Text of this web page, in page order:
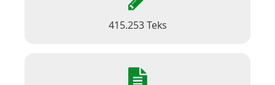
415.253 Teks